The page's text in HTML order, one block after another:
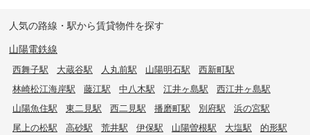
人気の路線・駅から賃貸物件を探す
山陽電鉄線
西舞子駅 大蔵谷駅 人丸前駅 山陽明石駅
西新町駅
林崎松江海岸駅
藤江駅 中八木駅 江井ヶ島駅
西江井ヶ島駅
山陽魚住駅
東二見駅 西二見駅 播磨町駅 別府駅
浜の宮駅
尾上の松駅
高砂駅 荒井駅 伊保駅 山陽曽根駅 大塩駅
的形駅